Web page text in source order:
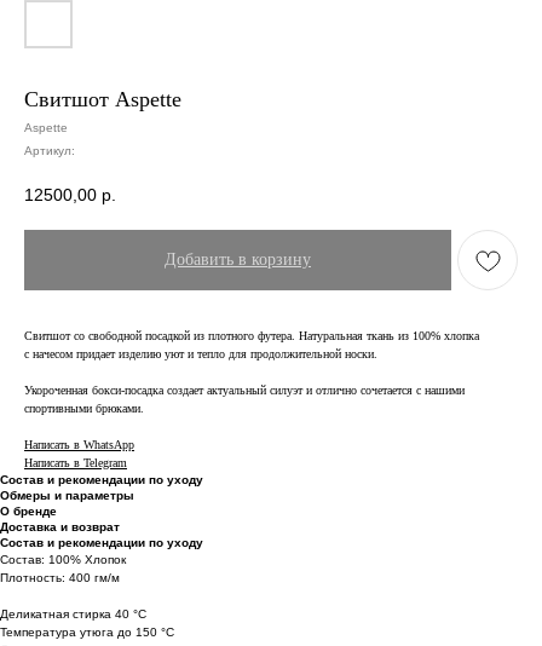
Свитшот Aspette
Aspette
Артикул:
12500,00 р.
Добавить в корзину
Свитшот со свободной посадкой из плотного футера. Натуральная ткань из 100% хлопка
с начесом придает изделию уют и тепло для продолжительной носки.
Укороченная бокси-посадка создает актуальный силуэт и отлично сочетается с нашими
спортивными брюками.
Написать в WhatsApp
Написать в Telegram
Состав и рекомендации по уходу
Обмеры и параметры
О бренде
Доставка и возврат
Состав и рекомендации по уходу
Состав: 100% Хлопок
Плотность: 400 гм/м
Деликатная стирка 40 °C
Температура утюга до 150 °C